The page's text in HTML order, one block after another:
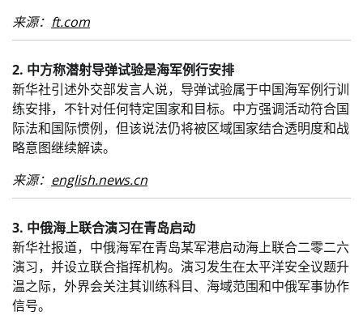
来源： ft.com
2. 中方称潜射导弹试验是海军例行安排
新华社引述外交部发言人说，导弹试验属于中国海军例行训
练安排，不针对任何特定国家和目标。中方强调活动符合国
际法和国际惯例，但该说法仍将被区域国家结合透明度和战
略意图继续解读。
来源： english.news.cn
3. 中俄海上联合演习在青岛启动
新华社报道，中俄海军在青岛某军港启动海上联合二零二六
演习，并设立联合指挥机构。演习发生在太平洋安全议题升
温之际，外界会关注其训练科目、海域范围和中俄军事协作
信号。